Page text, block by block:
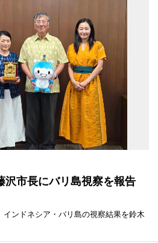
沢市長にバリ島視察を報告
ンドネシア・バリ島の視察結果を鈴木